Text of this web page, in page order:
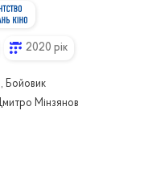
2020 рік
Бойовик
Мінзянов